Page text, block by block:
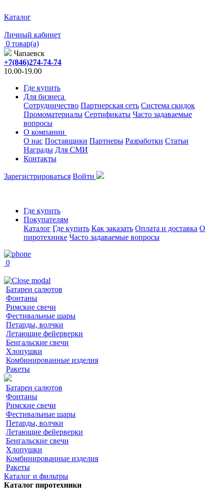
Каталог
Личный кабинет
0 товар(а)
Чапаевск
+7(846)274-74-74
10.00-19.00
Где купить
Для бизнеса
Сотрудничество Партнерская сеть Система скидок
Промоматериалы Сертификаты Часто задаваемые
вопросы
О компании
О нас Поставщики Партнеры Разработки Статьи
Награды Для СМИ
Контакты
Зарегистрироваться Войти
Где купить
Покупателям
Каталог Где купить Как заказать Оплата и доставка О
пиротехнике Часто задаваемые вопросы
0
Батареи салютов
Фонтаны
Римские свечи
Фестивальные шары
Петарды, волчки
Летающие фейерверки
Бенгальские свечи
Хлопушки
Комбинированные изделия
Ракеты
Батареи салютов
Фонтаны
Римские свечи
Фестивальные шары
Петарды, волчки
Летающие фейерверки
Бенгальские свечи
Хлопушки
Комбинированные изделия
Ракеты
Каталог и фильтры
Каталог пиротехники